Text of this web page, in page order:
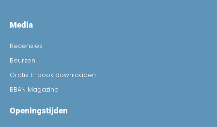
Media
Recensies
Beurzen
Gratis E-book downloaden
BBAN Magazine
Openingstijden